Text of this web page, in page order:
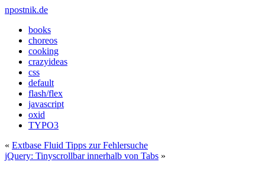
npostnik.de
books
choreos
cooking
crazyideas
css
default
flash/flex
javascript
oxid
TYPO3
« Extbase Fluid Tipps zur Fehlersuche
jQuery: Tinyscrollbar innerhalb von Tabs »